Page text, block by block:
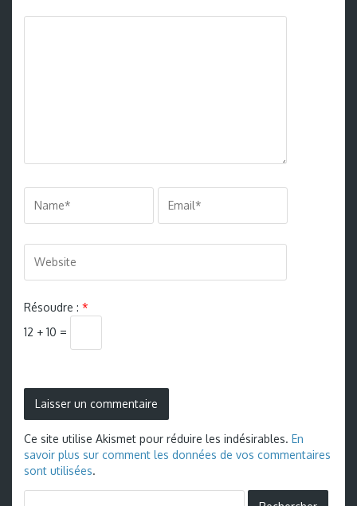
Résoudre : *
12 + 10 =
Ce site utilise Akismet pour réduire les indésirables. En
savoir plus sur comment les données de vos commentaires
sont utilisées.